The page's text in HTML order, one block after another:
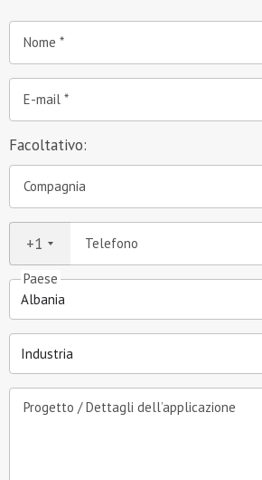
Nome
E-mail
Facoltativo:
Compagnia
Telefono
+1
Paese
Progetto / Dettagli dell’applicazione